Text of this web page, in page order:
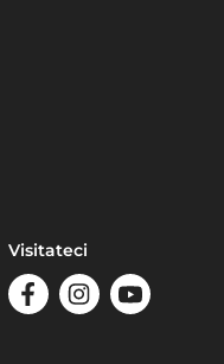
Visitateci